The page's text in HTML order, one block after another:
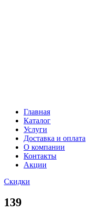
Главная
Каталог
Услуги
Доставка и оплата
О компании
Контакты
Акции
Скидки
139